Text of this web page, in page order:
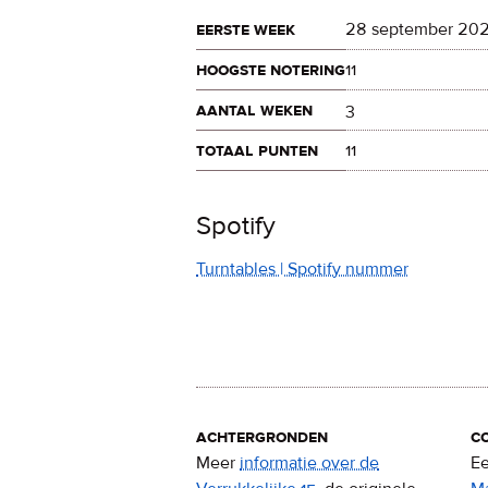
eerste week
28 september
hoogste notering11
aantal weken
3
totaal punten
11
Spotify
Turntables | Spotify nummer
achtergronden
Meer informatie over de